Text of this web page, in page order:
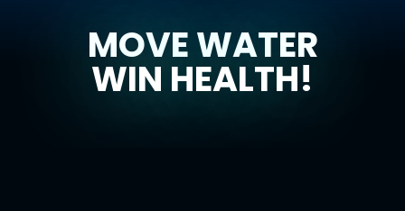
MOVE WATER
WIN HEALTH!